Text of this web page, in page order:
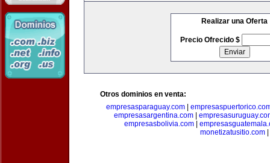
Realizar una Oferta
Precio Ofrecido $
Otros dominios en venta:
empresasparaguay.com|
empresasargentina.com|
empresasbolivia.com
monetizatusitio.com